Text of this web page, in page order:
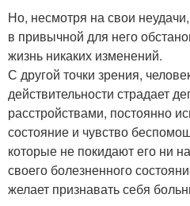
Но, несмотря на свои
в привычной для него
жизнь никаких изменений.
С другой точки зрения,
действительности страдает
расстройствами, постоянно
состояние и чувство
которые не покидают его ни
своего болезненного
желает признавать себя